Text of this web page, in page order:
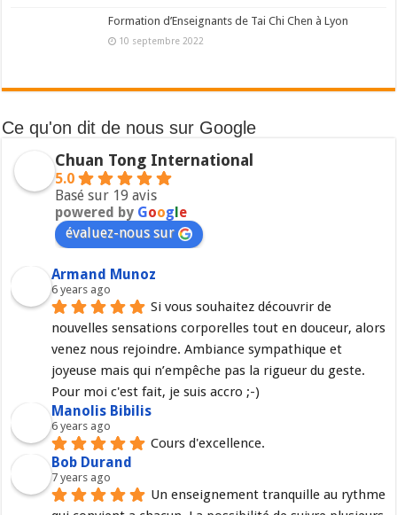
Formation d’Enseignants de Tai Chi Chen à Lyon
10 septembre 2022
Ce qu'on dit de nous sur Google
Chuan Tong International
5.0
Basé sur 19 avis
powered by Goog e
évaluez-nous sur
Armand Munoz
6 years ago
Si vous souhaitez découvrir de
nouvelles sensations corporelles tout en douceur, alors
venez nous rejoindre. Ambiance sympathique et
joyeuse mais qui n’empêche pas la rigueur du geste.
Pour moi c'est fait, je suis accro ;-)
Manolis Bibilis
6 years ago
Cours d'excellence.
Bob Durand
7 years ago
Un enseignement tranquille au rythme